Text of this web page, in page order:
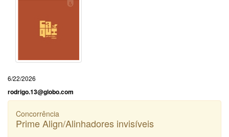
6/22/2026
rodrigo.13@globo.com
Concorrência
Prime Align/Alinhadores invisíveis